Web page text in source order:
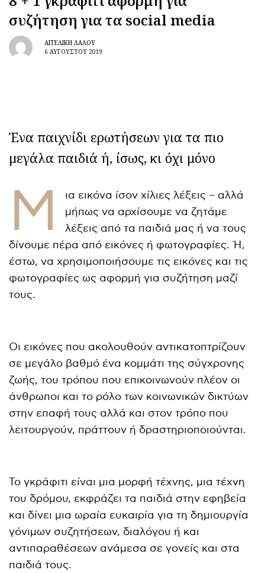
συζήτηση για τα social media
ΑΓΓΕΛΙΚΉ ΛΆΛΟΥ
6 ΑΥΓΟΎΣΤΟΥ 2019
Ένα παιχνίδι ερωτήσεων για τα πιο
μεγάλα παιδιά ή, ίσως, κι όχι μόνο
Μ
ια εικόνα ίσον χίλιες λέξεις – αλλά
μήπως να αρχίσουμε να ζητάμε
λέξεις από τα παιδιά μας ή να τους
δίνουμε πέρα από εικόνες ή φωτογραφίες. Ή,
έστω, να χρησιμοποιήσουμε τις εικόνες και τις
φωτογραφίες ως αφορμή για συζήτηση μαζί
τους.
Οι εικόνες που ακολουθούν αντικατοπτρίζουν
σε μεγάλο βαθμό ένα κομμάτι της σύγχρονης
ζωής, του τρόπου που επικοινωνούν πλέον οι
άνθρωποι και το ρόλο των κοινωνικών δικτύων
στην επαφή τους αλλά και στον τρόπο που
λειτουργούν, πράττουν ή δραστηριοποιούνται.
Το γκράφιτι είναι μια μορφή τέχνης, μια τέχνη
του δρόμου, εκφράζει τα παιδιά στην εφηβεία
και δίνει μια ωραία ευκαιρία για τη δημιουργία
γόνιμων συζητήσεων, διαλόγου ή και
αντιπαραθέσεων ανάμεσα σε γονείς και στα
παιδιά τους.